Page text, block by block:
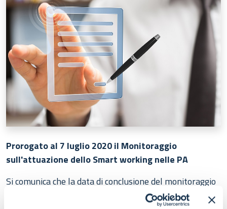
Prorogato al 7 luglio 2020 il Monitoraggio
sull'attuazione dello Smart working nelle PA
Si comunica che la data di conclusione del monitoraggio